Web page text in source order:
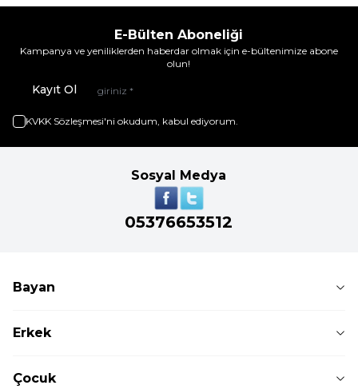
E-Bülten Aboneliği
Kampanya ve yeniliklerden haberdar olmak için e-bültenimize abone
olun!
Kayıt Ol
KVKK Sözleşmesi'ni okudum, kabul ediyorum.
Sosyal Medya
05376653512
Bayan
Erkek
Çocuk